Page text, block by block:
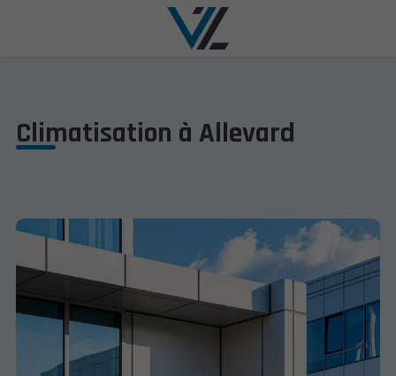
Climatisation à Allevard